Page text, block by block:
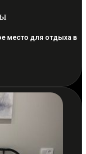
место для отдыха в